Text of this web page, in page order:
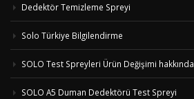
Dedektör Temizleme Spreyi
Solo Türkiye Bilgilendirme
SOLO Test Spreyleri Ürün Değişimi hakkında
SOLO A5 Duman Dedektörü Test Spreyi